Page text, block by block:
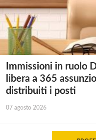
Immissioni in ruolo
libera a 365
distribuiti i posti
07 agosto 2026